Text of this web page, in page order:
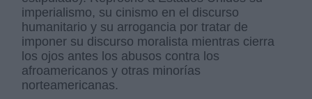
imperialismo, su cinismo en el discurso
humanitario y su arrogancia por tratar de
imponer su discurso moralista mientras cierra
los ojos antes los abusos contra los
afroamericanos y otras minorías
norteamericanas.